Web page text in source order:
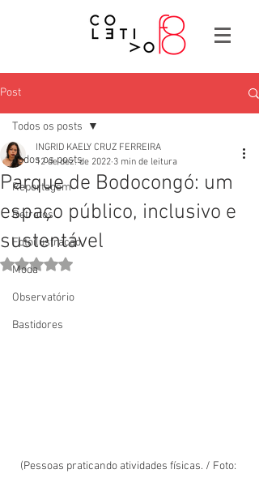
Post
Todos os posts
Reportagem
Retratos
Fotoilustração
Moda
Observatório
Bastidores
Todos os posts
Parque de Bodocongó: um
espaço público, inclusivo e
sustentável
INGRID KAELY CRUZ FERREIRA
12 de dez. de 2022 3 min de leitura
Avaliado com NaN de 5 estrelas.
(Pessoas praticando atividades físicas. / Foto: